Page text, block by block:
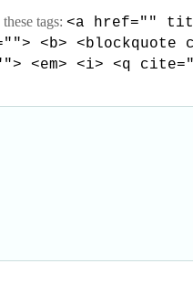
tags: <a href=""
<b> <blockquote
<em> <i> <q